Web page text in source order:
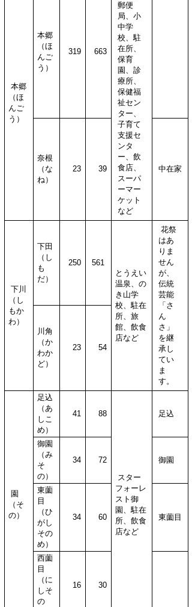
本郷
（ほ
んご
う）
本郷
（ほ
んご
う）
319 663
郵便
局、 小
中学
校、駐
在所、
保育
園、診
療所、
保健福
祉セン
ター、
子育て
支援セ
ンタ
ー、飲
食店、
スーパ
ーマー
ケット
など
奈根
（な
ね）
23 39 中在家
下川
（し
もか
わ）
下田
（し
も
だ）
250
561
とうえい
温泉、の
き山学
校、駐在
所、旅
館、飲食
店など
花祭
はあ
りま
せん
が、
伝統
芸能
「さ
ん
さ」
を継
承し
てい
ま
す。
川角
（か
わか
ど）
23 54
園
（そ
の）
足込
（あ
しこ
め）
41 88
スター
フォーレ
スト御
園、駐在
所、飲食
店など
足込
御園
（み
そ
の）
34 72 御園
東薗
目
（ひ
がし
その
め）
34 60 東薗目
西薗
目
（に
しそ
の
16 30